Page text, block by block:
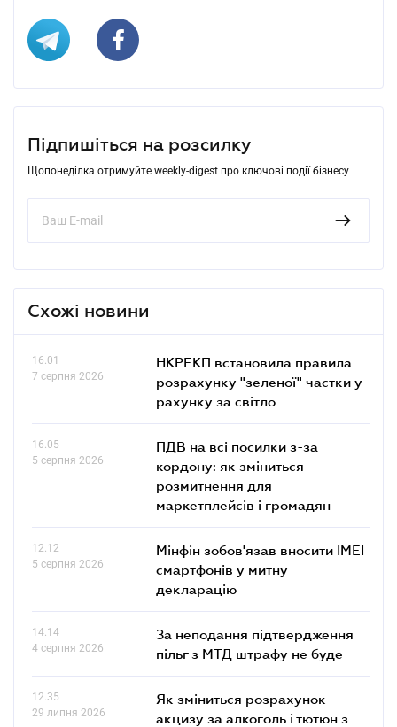
Підпишіться на розсилку
Щопонеділка отримуйте weekly-digest про ключові події бізнесу
Схожі новини
16.01
7 серпня 2026
НКРЕКП встановила правила
розрахунку "зеленої" частки у
рахунку за світло
16.05
5 серпня 2026
ПДВ на всі посилки з-за
кордону: як зміниться
розмитнення для
маркетплейсів і громадян
12.12
5 серпня 2026
Мінфін зобов'язав вносити IMEI
смартфонів у митну
декларацію
14.14
4 серпня 2026
За неподання підтвердження
пільг з МТД штрафу не буде
12.35
29 липня 2026
Як зміниться розрахунок
акцизу за алкоголь і тютюн з